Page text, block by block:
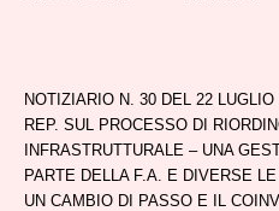
NOTIZIARIO N. 30 DEL 22
REP. SUL PROCESSO DI
INFRASTRUTTURALE – UNA
PARTE DELLA F.A. E DIVERSE
UN CAMBIO DI PASSO E IL